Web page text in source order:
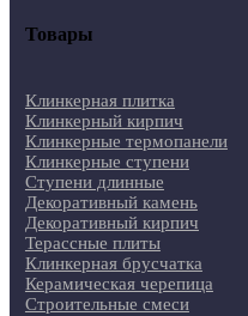
Товары
Клинкерная плитка
Клинкерный кирпич
Клинкерные термопанели
Клинкерные ступени
Ступени длинные
Декоративный камень
Декоративный кирпич
Терассные плиты
Клинкерная брусчатка
Керамическая черепица
Строительные смеси